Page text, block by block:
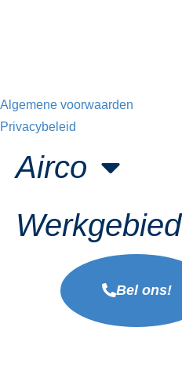
Algemene voorwaarden
Privacybeleid
Airco
Werkgebied
Bel ons!